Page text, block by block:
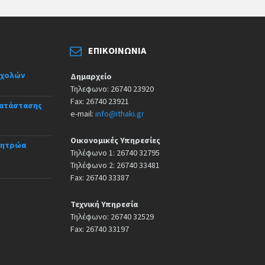
ΕΠΙΚΟΙΝΩΝΊΑ
Δημαρχείο
Τηλεφωνο: 26740 23920
Fax: 26740 23921
e-mail:info@ithaki.gr
Οικονομικές Υπηρεσίες
Τηλέφωνο 1: 26740 32795
Τηλέφωνο 2: 26740 33481
Fax: 26740 33387
Τεχνική Υπηρεσία
Τηλέφωνο: 26740 32529
Fax: 26740 33197